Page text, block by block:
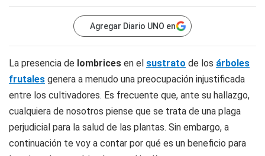
Agregar Diario UNO en
La presencia de lombrices en el sustrato de los árboles
frutales genera a menudo una preocupación injustificada
entre los cultivadores. Es frecuente que, ante su hallazgo,
cualquiera de nosotros piense que se trata de una plaga
perjudicial para la salud de las plantas. Sin embargo, a
continuación te voy a contar por qué es un beneficio para